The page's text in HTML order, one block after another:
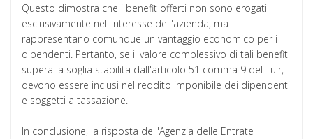
Questo dimostra che i benefit offerti non sono erogati
esclusivamente nell'interesse dell'azienda, ma
rappresentano comunque un vantaggio economico per i
dipendenti. Pertanto, se il valore complessivo di tali benefit
supera la soglia stabilita dall'articolo 51 comma 9 del Tuir,
devono essere inclusi nel reddito imponibile dei dipendenti
e soggetti a tassazione.
In conclusione, la risposta dell'Agenzia delle Entrate